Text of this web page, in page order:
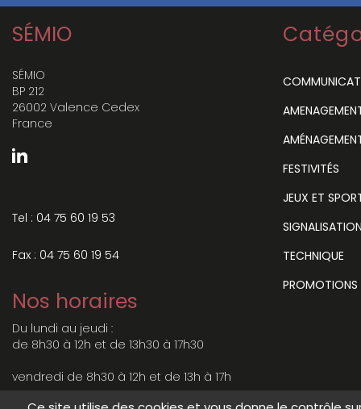
SÉMIO
SÉMIO
BP 212
26002 Valence Cedex
France
Tel : 04 75 60 19 53
Fax : 04 75 60 19 54
Nos horaires
Du lundi au jeudi :
de 8h30 à 12h et de 13h30 à 17h30
vendredi de 8h30 à 12h et de 13h à 17h
FESTIVITÉS
JEUX ET
SIGNALISATION
TECHNIQUE
PROMOTIONS